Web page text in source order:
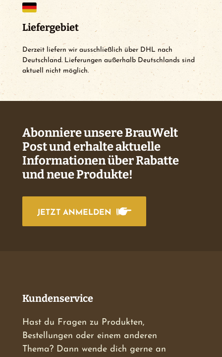
Liefergebiet
Derzeit liefern wir ausschließlich über DHL nach
Deutschland. Lieferungen außerhalb Deutschlands sind
aktuell nicht möglich.
Abonniere unsere BrauWelt
Post und erhalte aktuelle
Informationen über Rabatte
und neue Produkte!
JETZT ANMELDEN
Kundenservice
Hast du Fragen zu Produkten,
Bestellungen oder einem anderen
Thema? Dann wende dich gerne an